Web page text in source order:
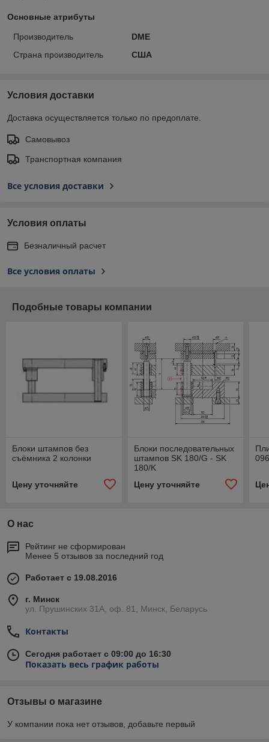
Основные атрибуты
Производитель
DME
Страна производитель
США
Условия доставки
Доставка осуществляется только по предоплате.
Самовывоз
Транспортная компания
Все условия доставки
Условия оплаты
Безналичный расчет
Все условия оплаты
Подобные товары компании
Блоки штампов без
съёмника 2 колонки
Цену уточняйте
Блоки последовательных
штампов SK 180/G - SK
180/K
Цену уточняйте
О нас
Рейтинг не сформирован
Менее 5 отзывов за последний год
Работает с 19.08.2016
г. Минск
ул. Прушинских 31А, оф. 81, Минск, Беларусь
Контакты
Сегодня работает с 09:00 до 16:30
Показать весь график работы
Отзывы о магазине
У компании пока нет отзывов, добавьте первый